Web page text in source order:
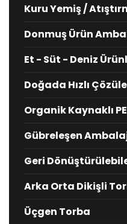
Kuru Yemiş /
Donmuş Ürün
Et - Süt - Deniz
Doğada Hızlı
Organik Kaynaklı PE
Gübreleşen
Geri
Arka Orta Dikişli
Üçgen Torba